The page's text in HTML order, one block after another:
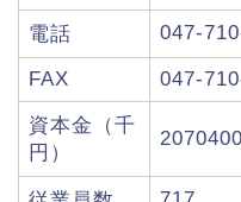
電話 047-
FAX 047-
資本金（千
円）